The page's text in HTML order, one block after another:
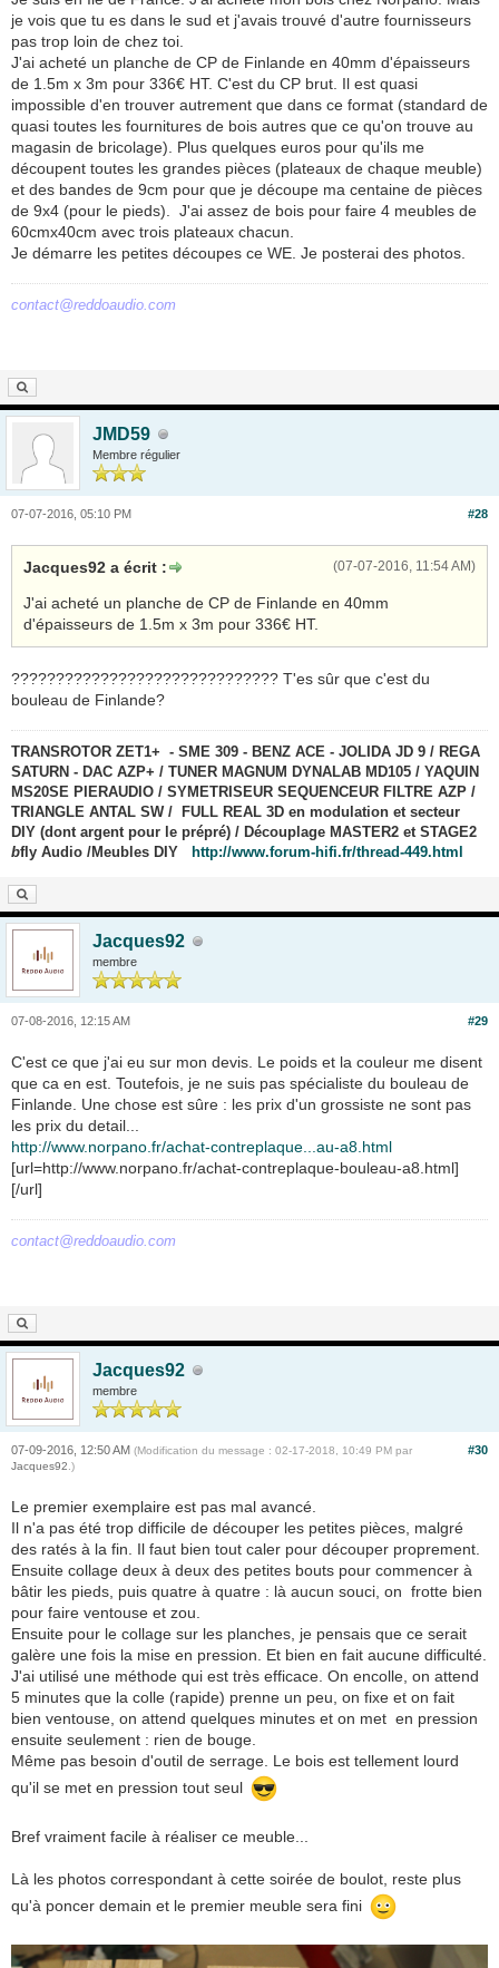
je vois que tu es dans le sud et j'avais trouvé d'autre fournisseurs
pas trop loin de chez toi.
J'ai acheté un planche de CP de Finlande en 40mm d'épaisseurs
de 1.5m x 3m pour 336€ HT. C'est du CP brut. Il est quasi
impossible d'en trouver autrement que dans ce format (standard de
quasi toutes les fournitures de bois autres que ce qu'on trouve au
magasin de bricolage). Plus quelques euros pour qu'ils me
découpent toutes les grandes pièces (plateaux de chaque meuble)
et des bandes de 9cm pour que je découpe ma centaine de pièces
de 9x4 (pour le pieds). J'ai assez de bois pour faire 4 meubles de
60cmx40cm avec trois plateaux chacun.
Je démarre les petites découpes ce WE. Je posterai des photos.
contact@reddoaudio.com
JMD59
Membre régulier
#28
07-07-2016, 05:10 PM
(07-07-2016, 11:54 AM)
Jacques92 a écrit :
J'ai acheté un planche de CP de Finlande en 40mm
d'épaisseurs de 1.5m x 3m pour 336€ HT.
?????????????????????????????? T'es sûr que c'est du
bouleau de Finlande?
TRANSROTOR ZET1+ - SME 309 - BENZ ACE - JOLIDA JD 9 / REGA
SATURN - DAC AZP+ / TUNER MAGNUM DYNALAB MD105 / YAQUIN
MS20SE PIERAUDIO / SYMETRISEUR SEQUENCEUR FILTRE AZP /
TRIANGLE ANTAL SW / FULL REAL 3D en modulation et secteur
DIY (dont argent pour le prépré) / Découplage MASTER2 et STAGE2
bfly Audio /Meubles DIY http://www.forum-hifi.fr/thread-449.html
Jacques92
membre
#29
07-08-2016, 12:15 AM
C'est ce que j'ai eu sur mon devis. Le poids et la couleur me disent
que ca en est. Toutefois, je ne suis pas spécialiste du bouleau de
Finlande. Une chose est sûre : les prix d'un grossiste ne sont pas
les prix du detail...
http://www.norpano.fr/achat-contreplaque...au-a8.html
[url=http://www.norpano.fr/achat-contreplaque-bouleau-a8.html]
[/url]
contact@reddoaudio.com
Jacques92
membre
#30
07-09-2016, 12:50 AM (Modification du message : 02-17-2018, 10:49 PM par
Jacques92 .)
Le premier exemplaire est pas mal avancé.
Il n'a pas été trop difficile de découper les petites pièces, malgré
des ratés à la fin. Il faut bien tout caler pour découper proprement.
Ensuite collage deux à deux des petites bouts pour commencer à
bâtir les pieds, puis quatre à quatre : là aucun souci, on frotte bien
pour faire ventouse et zou.
Ensuite pour le collage sur les planches, je pensais que ce serait
galère une fois la mise en pression. Et bien en fait aucune difficulté.
J'ai utilisé une méthode qui est très efficace. On encolle, on attend
5 minutes que la colle (rapide) prenne un peu, on fixe et on fait
bien ventouse, on attend quelques minutes et on met en pression
ensuite seulement : rien de bouge.
Même pas besoin d'outil de serrage. Le bois est tellement lourd
qu'il se met en pression tout seul
Bref vraiment facile à réaliser ce meuble...
Là les photos correspondant à cette soirée de boulot, reste plus
qu'à poncer demain et le premier meuble sera fini